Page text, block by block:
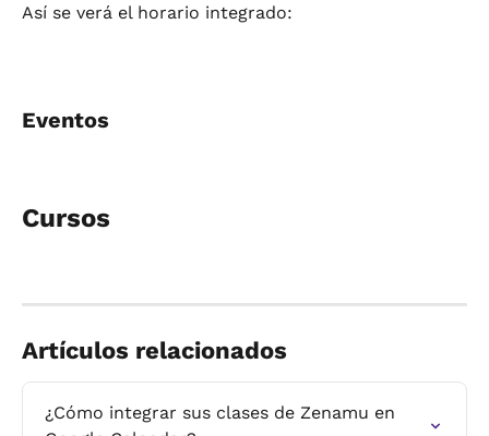
Así se verá el horario integrado:
Eventos
Cursos
Artículos relacionados
¿Cómo integrar sus clases de Zenamu en